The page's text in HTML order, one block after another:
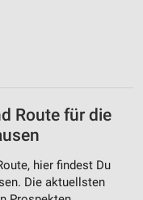
Route für die
hier findest Du
Die aktuellsten